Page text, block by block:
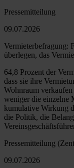
Pressemitteilung
09.07.2026
Vermieterbefragung:
überlegen, das
64,8 Prozent der
dass sie ihre
Wohnraum
weniger die einzelne
kumulative Wirkung
die Politik, die
Pressemitteilung
09.07.2026